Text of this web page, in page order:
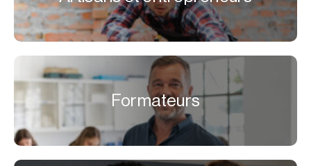
Formateurs